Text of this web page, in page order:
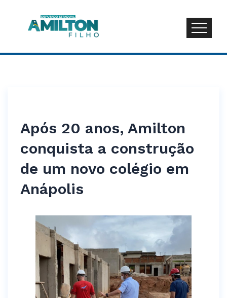
Após 20 anos, Amilton
conquista a construção
de um novo colégio em
Anápolis